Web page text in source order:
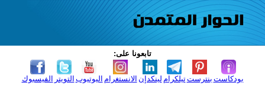
تابعونا على:
الفيسبوك التويتر اليوتيوب الانستغرام لينكدإن تيلكرامبنترست بودكاست